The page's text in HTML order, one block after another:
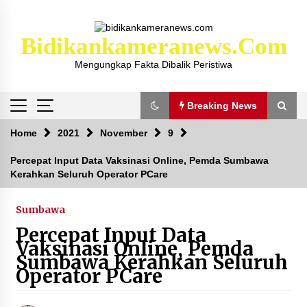
Bidikankameranews.com
Mengungkap Fakta Dibalik Peristiwa
Breaking News
Breaking News
Kejaksaan KSB Mulai Lidik Mafia Tanah Desa
Sekongkang Bawah
2 tahun ago
Laporan Dugaan Pencabulan di Desa Sepayung
Kec. Plampang, Polres Sumbawa Pastikan
Proses Penyelidikan Berjalan Maksimal
4 minggu ago
Home 2021 November 9
Percepat Input Data Vaksinasi Online, Pemda Sumbawa
Kerahkan Seluruh Operator PCare
Sumbawa
Percepat Input Data
Vaksinasi Online, Pemda
Sumbawa Kerahkan Seluruh
Operator PCare